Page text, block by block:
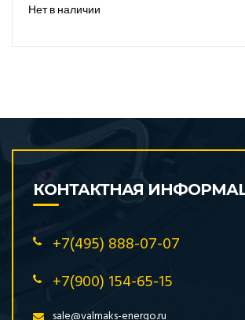
Нет в наличии
КОНТАКТНАЯ
+7(495) 888-07-07
+7(900) 154-65-15
sale@valmaks-energo.ru